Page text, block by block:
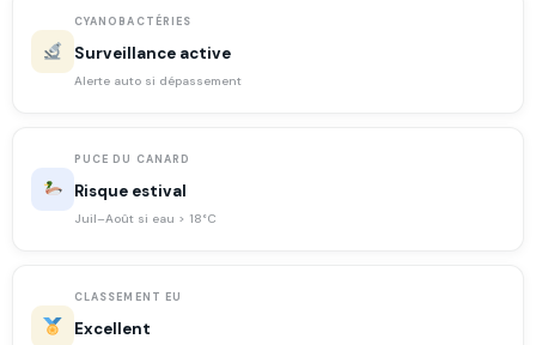
CYANOBACTÉRIES
Surveillance active
Alerte auto si dépassement
PUCE DU CANARD
Risque estival
Juil–Août si eau > 18°C
CLASSEMENT EU
Excellent